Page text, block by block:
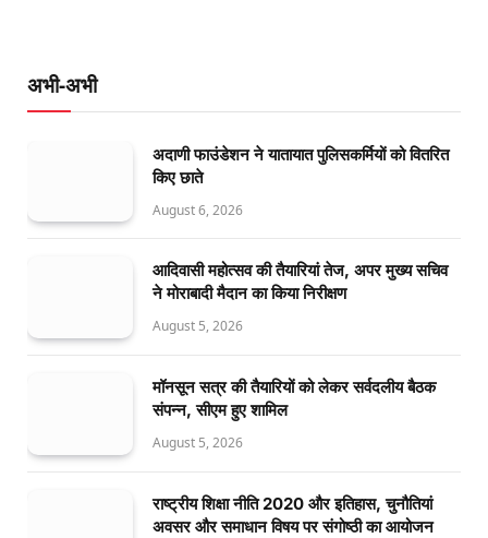
अभी-अभी
अदाणी फाउंडेशन ने यातायात पुलिसकर्मियों को वितरित
किए छाते
August 6, 2026
आदिवासी महोत्सव की तैयारियां तेज, अपर मुख्य सचिव
ने मोराबादी मैदान का किया निरीक्षण
August 5, 2026
मॉनसून सत्र की तैयारियों को लेकर सर्वदलीय बैठक
संपन्न, सीएम हुए शामिल
August 5, 2026
राष्ट्रीय शिक्षा नीति 2020 और इतिहास, चुनौतियां
अवसर और समाधान विषय पर संगोष्ठी का आयोजन